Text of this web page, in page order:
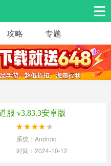
手游工具
演 益智休闲
攻略 专题
服 v3.83.3安卓版
系统：Android
时间：2024-10-12